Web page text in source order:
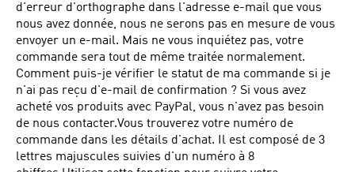
d'erreur d'orthographe dans l'adresse e-mail que vous
nous avez donnée, nous ne serons pas en mesure de vous
envoyer un e-mail. Mais ne vous inquiétez pas, votre
commande sera tout de même traitée normalement.
Comment puis-je vérifier le statut de ma commande si je
n'ai pas reçu d'e-mail de confirmation ? Si vous avez
acheté vos produits avec PayPal, vous n'avez pas besoin
de nous contacter.Vous trouverez votre numéro de
commande dans les détails d'achat. Il est composé de 3
lettres majuscules suivies d'un numéro à 8